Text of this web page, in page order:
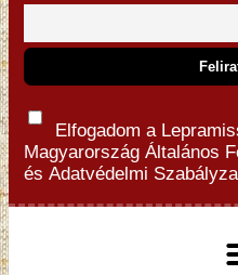
Elfogadom a
Magyarország Általános
és Adatvédelmi